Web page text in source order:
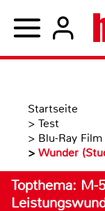
Startseite
> Test
> Blu-Ray Film
> Wunder
Topthema: M-